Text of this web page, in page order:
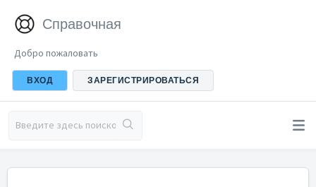
Справочная
Добро пожаловать
ВХОД ЗАРЕГИСТРИРОВАТЬСЯ